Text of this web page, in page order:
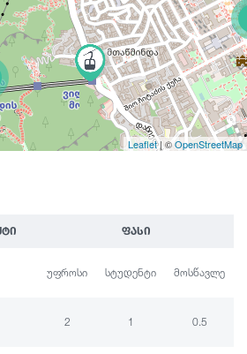
Leaflet| ©OpenStreetMap
ᲤᲐᲡᲘ
უფროსი სტუდენტი მოსწავლე
2 1 0.5